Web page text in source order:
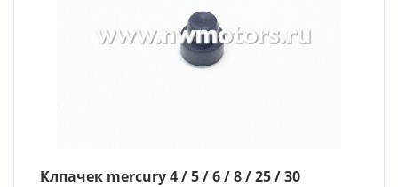
Клпачек mercury 4 / 5 / 6 / 8 / 25 / 30